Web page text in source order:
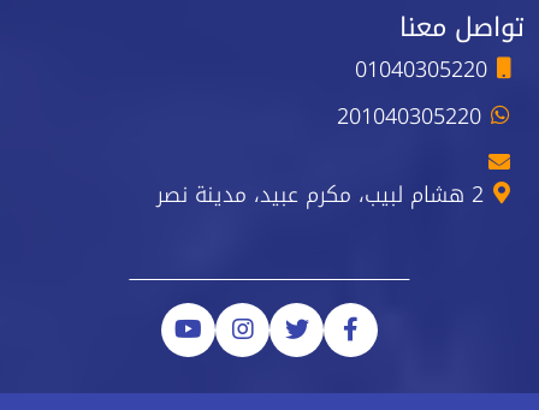
تواصل معنا
01040305220
201040305220
2 هشام لبيب، مكرم عبيد، مدينة نصر